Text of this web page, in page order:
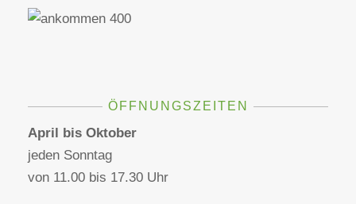
ÖFFNUNGSZEITEN
April bis Oktober
jeden Sonntag
von 11.00 bis 17.30 Uhr